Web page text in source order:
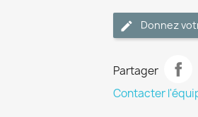
Donnez
Partager
Contacter